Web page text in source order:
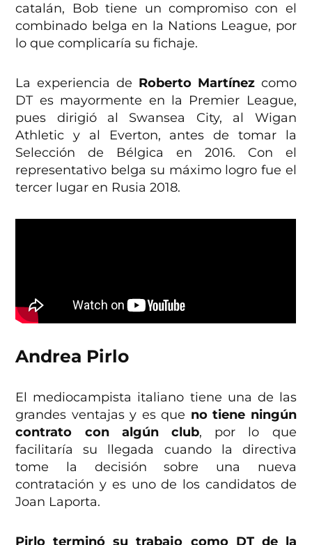
catalán, Bob tiene un compromiso con el
combinado belga en la Nations League, por
lo que complicaría su fichaje.
La experiencia de Roberto Martínezcomo
DT es mayormente en la Premier League,
pues dirigió al Swansea City, al Wigan
Athletic y al Everton, antes de tomar la
Selección de Bélgica en 2016. Con el
representativo belga su máximo logro fue el
tercer lugar en Rusia 2018.
Andrea Pirlo
El mediocampista italiano tiene una de las
grandes ventajas y es que no tiene ningún
contrato con algún club, por lo que
facilitaría su llegada cuando la directiva
tome la decisión sobre una nueva
contratación y es uno de los candidatos de
Joan Laporta.
Pirlo terminó su trabajo como DT de la